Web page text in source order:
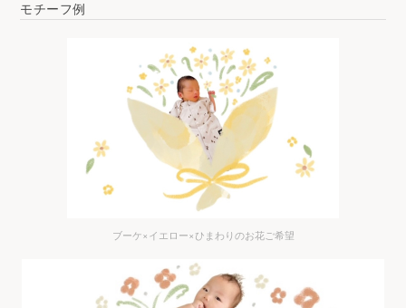
モチーフ例
ブーケ×イエロー×ひまわりのお花ご希望